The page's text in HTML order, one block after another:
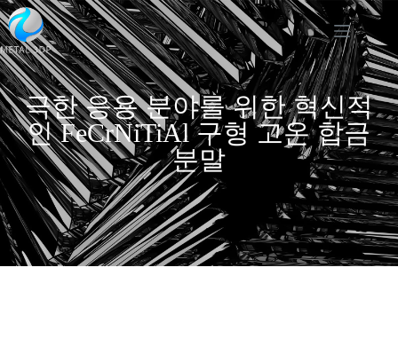
극한 응용 분야를 위한 혁신적
인 FeCrNiTiAl 구형 고온 합금
분말